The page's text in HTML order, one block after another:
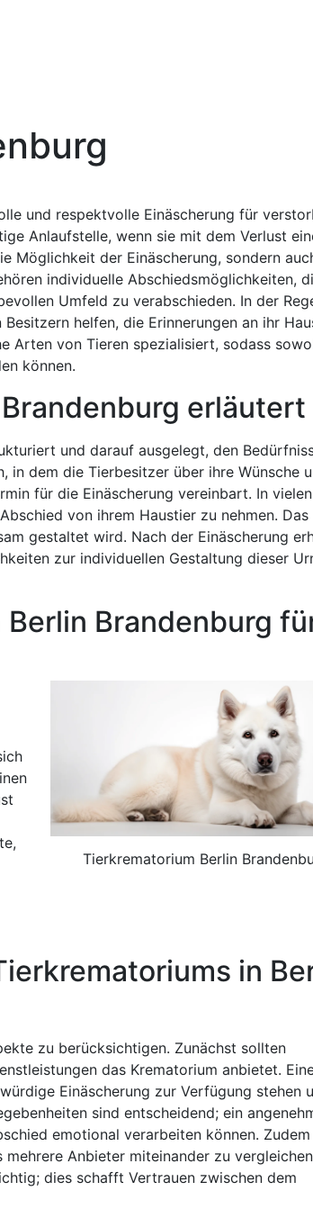
und respektvolle Einäscherung für
Anlaufstelle, wenn sie mit dem Verlust
Möglichkeit der Einäscherung, sondern
individuelle Abschiedsmöglichkeiten,
Umfeld zu verabschieden. In der
helfen, die Erinnerungen an ihr
Arten von Tieren spezialisiert, sodass
können.
erläutert
und darauf ausgelegt, den
dem die Tierbesitzer über ihre Wünsche
für die Einäscherung vereinbart. In
von ihrem Haustier zu nehmen. Das
gestaltet wird. Nach der Einäscherung
zur individuellen Gestaltung dieser
Brandenburg
Tierkrematorium Berlin
in
zu berücksichtigen. Zunächst sollten
das Krematorium anbietet.
Einäscherung zur Verfügung stehen
sind entscheidend; ein
emotional verarbeiten können.
Anbieter miteinander zu
dies schafft Vertrauen zwischen dem